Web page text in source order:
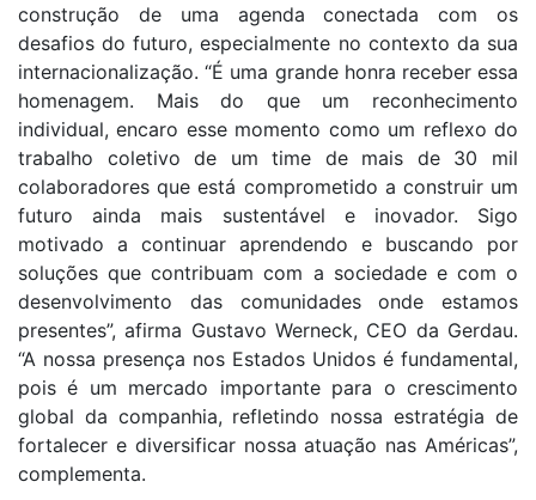
construção de uma agenda conectada com os
desafios do futuro, especialmente no contexto da sua
internacionalização. “É uma grande honra receber essa
homenagem. Mais do que um reconhecimento
individual, encaro esse momento como um reflexo do
trabalho coletivo de um time de mais de 30 mil
colaboradores que está comprometido a construir um
futuro ainda mais sustentável e inovador. Sigo
motivado a continuar aprendendo e buscando por
soluções que contribuam com a sociedade e com o
desenvolvimento das comunidades onde estamos
presentes”, afirma Gustavo Werneck, CEO da Gerdau.
“A nossa presença nos Estados Unidos é fundamental,
pois é um mercado importante para o crescimento
global da companhia, refletindo nossa estratégia de
fortalecer e diversificar nossa atuação nas Américas”,
complementa.